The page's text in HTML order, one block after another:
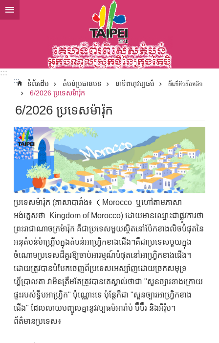
ទៅកាន់មាតិកាប្លុកមាតិកាសំខាន់
:::
:::
ទំព័រដើម តំបន់ប្រធានបទ នាទីពហុវប្បធម៌
พื้นที่หัวข้อหลัก
6/2026 ប្រទេសម៉ារ៉ុក
6/2026 ប្រទេសម៉ារ៉ុក
ប្រទេសម៉ារ៉ុក (ភាសាបារាំង៖ （Morocco ឬហៅតាមភាសា
អង់គ្លេសថា Kingdom of Morocco) ដោយមានឈ្មោះជាផ្លូវការថា
ព្រះរាជាណាចក្រម៉ារ៉ុក គឺជាប្រទេសមួយស្ថិតនៅប៉ែកខាងលិចបំផុតនៃ
អនុតំបន់ម៉ាហ្គ្រីបក្នុងតំបន់អាហ្វ្រិកខាងជើង។គឺជាប្រទេសមួយក្នុង
ចំណោមប្រទេសដ៏គួរឱ្យចាប់អារម្មណ៍បំផុតនៅអាហ្វ្រិកខាងជើង។
ដោយត្រូវបានបំបែកចេញពីប្រទេសអេស្ប៉ាញដោយច្រកសមុទ្រ
ហ្គីប្រាលតា វាមិនត្រឹមតែត្រូវបានគេស្គាល់ថាជា "សួនច្បារខាងក្រោយ
ផ្ទះរបស់ទ្វីបអាហ្វ្រិក" ប៉ុណ្ណោះទេ ប៉ុន្តែក៏ជា "សួនច្បារអាហ្វ្រិកខាង
ជើង" ដែលលាយបញ្ចូលគ្នានូវវប្បធម៌អារ៉ាប់ ប៊ឺប៊ឺរ និងអឺរ៉ុប។
ព័ត៌មានប្រទេស៖